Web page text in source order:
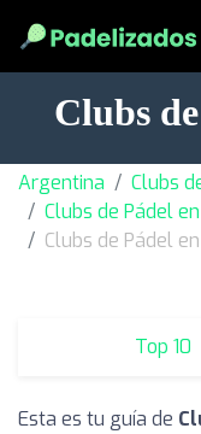
Clubs
Argentina
Clubs
Clubs de Pádel
Clubs de Pádel
Top 10
Esta es tu guía de